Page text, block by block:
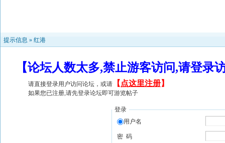
提示信息 » 红港
【论坛人数太多,禁止游客访问,请登
请直接登录用户访问论坛，或请 【 点这里注册】
如果您已注册,请先登录论坛即可游览帖子
登录
用户名
密 码